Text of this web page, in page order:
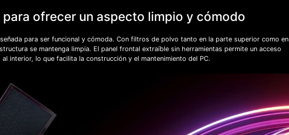
para ofrecer un aspecto limpio y cómodo
para ser funcional y cómoda. Con filtros de polvo tanto en la parte superior como en
se mantenga limpia. El panel frontal extraíble sin herramientas permite un acceso
al interior, lo que facilita la construcción y el mantenimiento del PC.